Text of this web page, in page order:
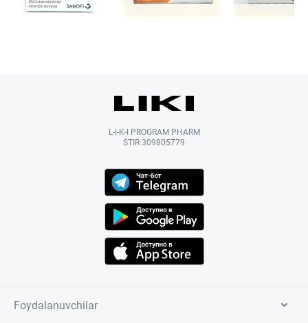
L-I-K-I PROGRAM PHARM
STIR 309805779
Foydalanuvchilar